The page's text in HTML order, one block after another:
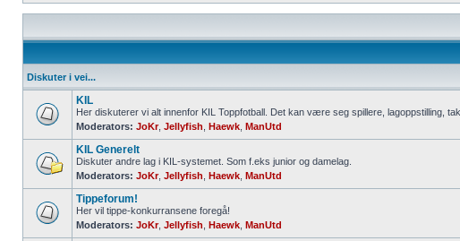
Diskuter i vei...
KIL
Her diskuterer vi alt innenfor KIL Toppfotball. Det kan være seg spillere, lagoppstilling,
Moderators: JoKr, Jellyfish Haewk ManUtd
KIL Generelt
Diskuter andre lag i KIL-systemet. Som f.eks junior og damelag.
Moderators: JoKr, Jellyfish Haewk ManUtd
Tippeforum!
Her vil tippe-konkurransene foregå!
Moderators: JoKr, Jellyfish Haewk ManUtd